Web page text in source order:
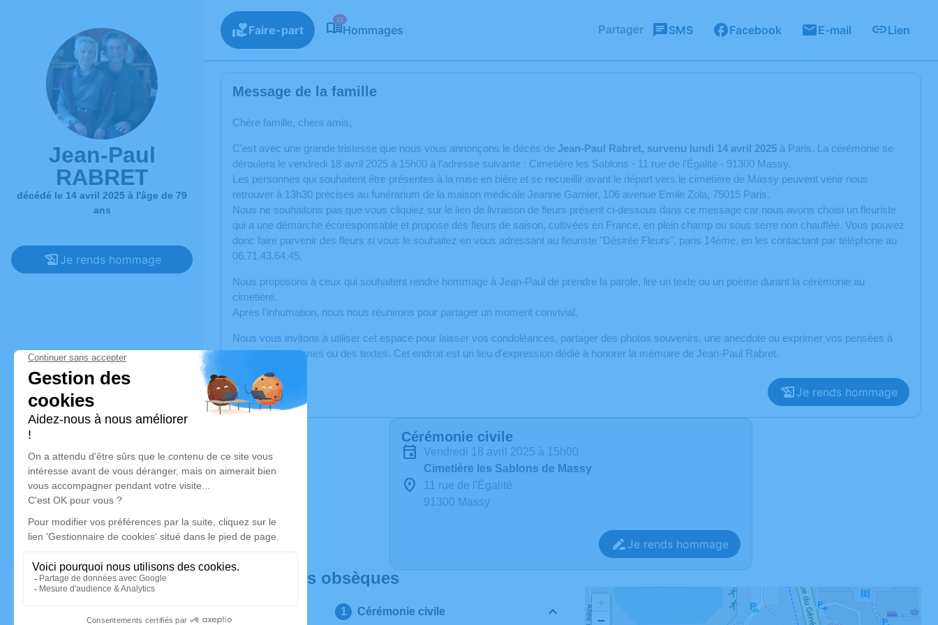
Jean-Paul
RABRET
décédé le 14 avril 2025 à l'âge de 79
ans
Je rends hommage
Faire-part
22
Hommages Partager SMS Facebook E-mail Lien
Message de la famille
Chère famille, chers amis,
C'est avec une grande tristesse que nous vous annonçons le décès de Jean-Paul Rabret, survenu lundi 14 avril 2025 à Paris. La cérémonie se
déroulera le vendredi 18 avril 2025 à 15h00 à l'adresse suivante : Cimetière les Sablons - 11 rue de l'Égalité - 91300 Massy.
Les personnes qui souhaitent être présentes à la mise en bière et se recueillir avant le départ vers le cimetière de Massy peuvent venir nous
retrouver à 13h30 précises au funérarium de la maison médicale Jeanne Garnier, 106 avenue Emile Zola, 75015 Paris.
Nous ne souhaitons pas que vous cliquiez sur le lien de livraison de fleurs présent ci-dessous dans ce message car nous avons choisi un fleuriste
qui a une démarche écoresponsable et propose des fleurs de saison, cultivées en France, en plein champ ou sous serre non chauffée. Vous pouvez
donc faire parvenir des fleurs si vous le souhaitez en vous adressant au fleuriste "Désirée Fleurs", paris 14ème, en les contactant par téléphone au
06.71.43.64.45.
Nous proposons à ceux qui souhaitent rendre hommage à Jean-Paul de prendre la parole, lire un texte ou un poème durant la cérémonie au
cimetière.
Après l'inhumation, nous nous réunirons pour partager un moment convivial.
Nous vous invitons à utiliser cet espace pour laisser vos condoléances, partager des photos souvenirs, une anecdote ou exprimer vos pensées à
travers des poèmes ou des textes. Cet endroit est un lieu d'expression dédié à honorer la mémoire de Jean-Paul Rabret.
Je rends hommage
Cérémonie civile
vendredi 18 avril 2025 à 15h00
Cimetière les Sablons de Massy
11 rue de l'Égalité
91300 Massy
Je rends hommage
Déroulé des obsèques
Cérémonie civile
−